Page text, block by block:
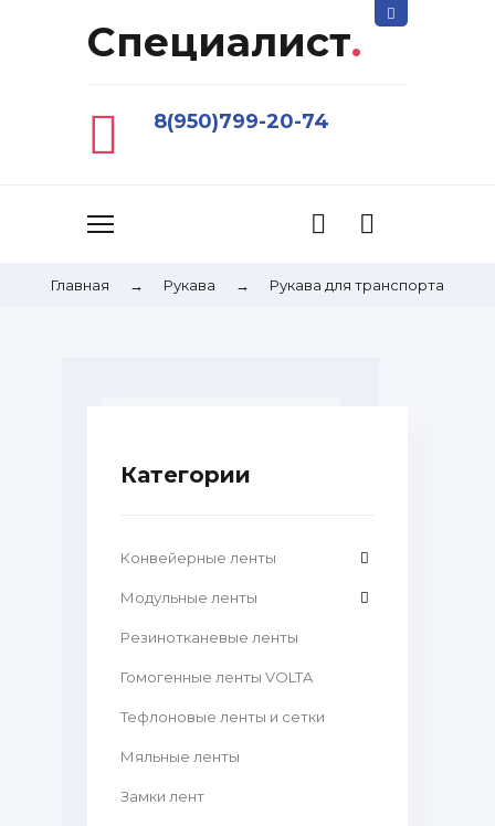
Специалист.
8(950)799-20-74
Главная → Рукава → Рукава для транспорта
Категории
Конвейерные ленты
Модульные ленты
Резинотканевые ленты
Гомогенные ленты VOLTA
Тефлоновые ленты и сетки
Мяльные ленты
Замки лент